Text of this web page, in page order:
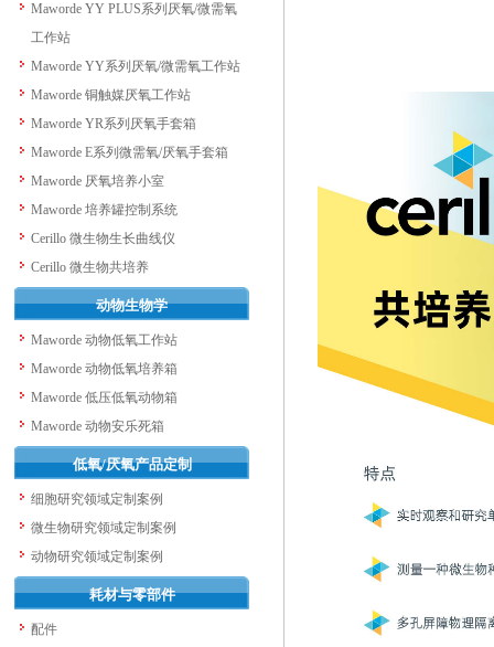
Maworde YY PLUS系列厌氧/微需氧
工作站
Maworde YY系列厌氧/微需氧工作站
Maworde 铜触媒厌氧工作站
Maworde YR系列厌氧手套箱
Maworde E系列微需氧/厌氧手套箱
Maworde 厌氧培养小室
Maworde 培养罐控制系统
Cerillo 微生物生长曲线仪
Cerillo 微生物共培养
动物生物学
Maworde 动物低氧工作站
Maworde 动物低氧培养箱
Maworde 低压低氧动物箱
Maworde 动物安乐死箱
低氧/厌氧产品定制
细胞研究领域定制案例
微生物研究领域定制案例
动物研究领域定制案例
耗材与零部件
配件